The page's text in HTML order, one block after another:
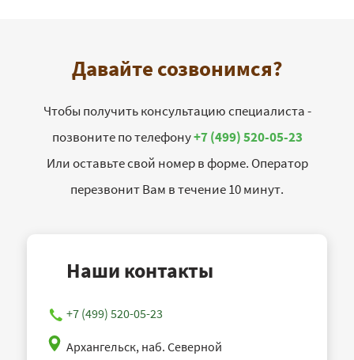
Давайте созвонимся?
Чтобы получить консультацию специалиста -
позвоните по телефону+7 (499) 520-05-23
Или оставьте свой номер в форме. Оператор
перезвонит Вам в течение 10 минут.
Наши контакты
+7 (499) 520-05-23
Архангельск, наб. Северной